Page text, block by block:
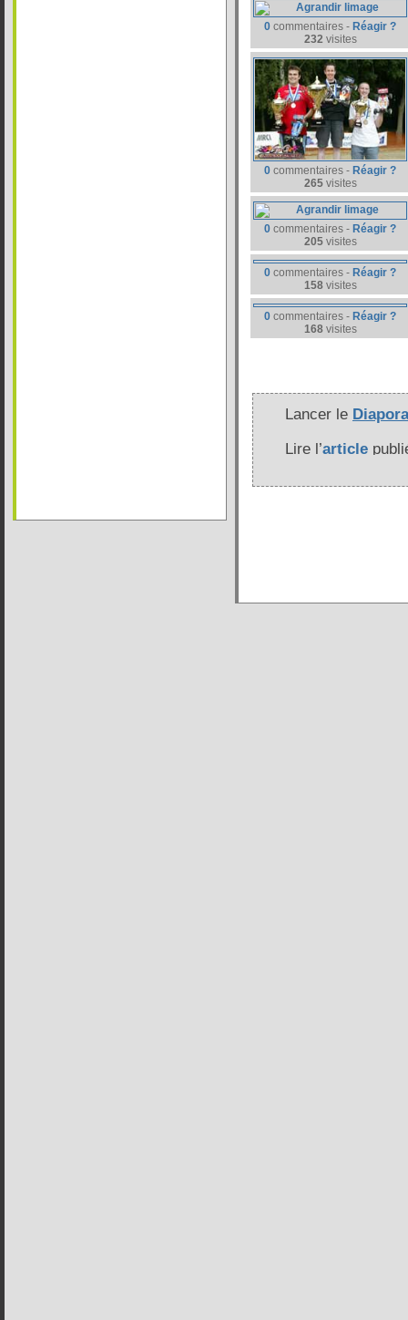
0 commentaires - Réagir ?
232 visites
0 commentaires - Réagir ?
265visites
0 commentaires - Réagir ?
205visites
0 commentaires - Réagir ?
158visites
0 commentaires - Réagir ?
168visites
Lancer le
Lire l’article